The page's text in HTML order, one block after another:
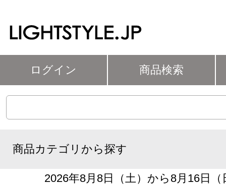
ログイン 商品検索
商品カテゴリから探す
2026年8月8日（土）から8月16日